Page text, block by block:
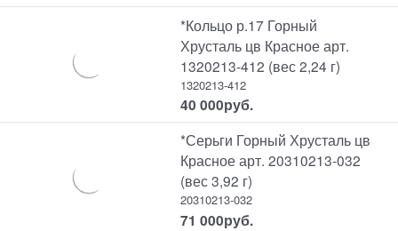
*Кольцо р.17 Горный
Хрусталь цв Красное арт.
1320213-412 (вес 2,24 г)
1320213-412
40 000руб.
*Серьги Горный Хрусталь цв
Красное арт. 20310213-032
(вес 3,92 г)
20310213-032
71 000руб.